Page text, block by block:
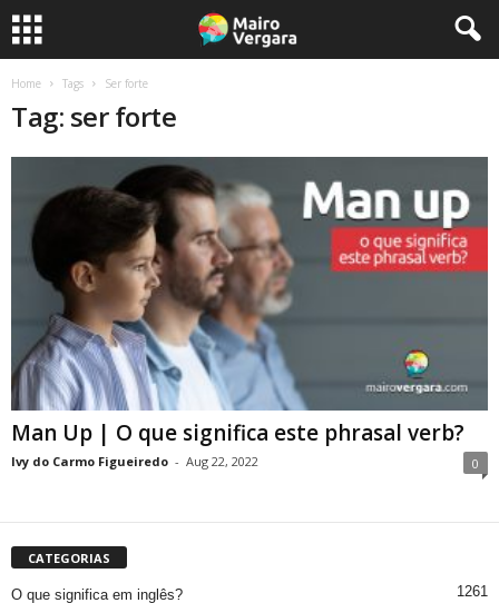
Home Tags Ser forte
Tag: ser forte
Man Up | O que significa este phrasal verb?
Ivy do Carmo Figueiredo - Aug 22, 2022 0
CATEGORIAS
O que significa em inglês? 1261